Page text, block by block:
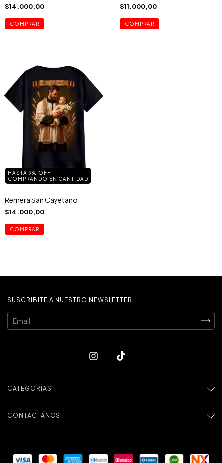
$14.000,00
COMPRAR
$11.000,00
COMPRAR
HASTA 9% OFF
COMPRANDO EN CANTIDAD
Remera San Cayetano
$14.000,00
COMPRAR
SUSCRIBITE A NUESTRO NEWSLETTER
CATEGORÍAS
CONTACTÁNOS